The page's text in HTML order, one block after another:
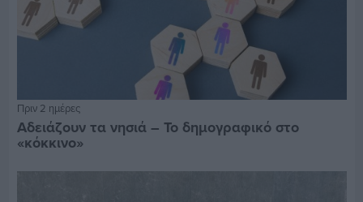
Πριν 2 ημέρες
Αδειάζουν τα νησιά – Το δημογραφικό στο
«κόκκινο»